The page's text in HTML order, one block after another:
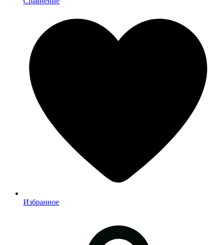
Избранное